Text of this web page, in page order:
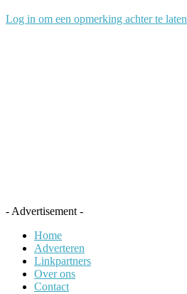
Log in om een opmerking achter te laten
- Advertisement -
Home
Adverteren
Linkpartners
Over ons
Contact